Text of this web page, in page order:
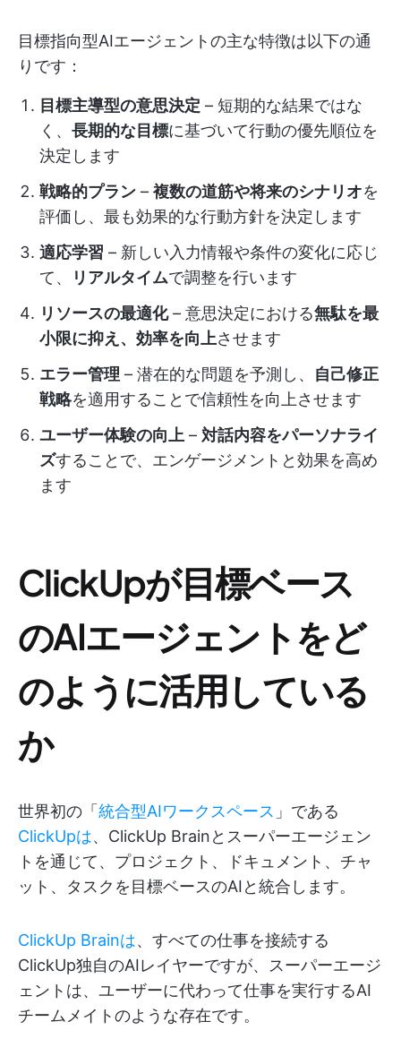
目標指向型AIエージェントの主な特徴は以下の通
りです：
目標主導型の意思決定 – 短期的な結果ではな
く、 長期的な目標に基づいて行動の優先順位を
決定します
戦略的プラン – 複数の道筋や将来のシナリオを
評価し、最も効果的な行動方針を決定します
適応学習 – 新しい入力情報や条件の変化に応じ
て、
リアルタイムで調整を行います
リソースの最適化– 意思決定における無駄を最
小限に抑え、効率を向上させます
エラー管理 – 潜在的な問題を予測し、 自己修正
戦略を適用することで信頼性を向上させます
ユーザー体験の向上 – 対話内容をパーソナライ
ズすることで、エンゲージメントと効果を高め
ます
ClickUpが目標ベース
のAIエージェントをど
のように活用している
か
世界初の「 統合型AIワークスペース 」である
ClickUpは、ClickUp Brainとスーパーエージェン
トを通じて、プロジェクト、ドキュメント、チャ
ット、タスクを目標ベースのAIと統合します。
ClickUp Brainは、すべての仕事を接続する
ClickUp独自のAIレイヤーですが、スーパーエージ
ェントは、ユーザーに代わって仕事を実行するAI
チームメイトのような存在です。